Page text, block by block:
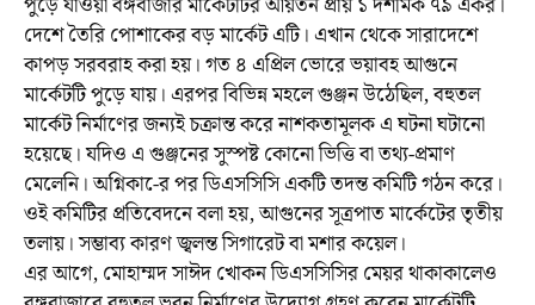
দেশে তৈরি পোশাকের বড় মার্কেট এটি। এখান থেকে সারাদেশে
কাপড় সরবরাহ করা হয়। গত ৪ এপ্রিল ভোরে ভয়াবহ আগুনে
মার্কেটটি পুড়ে যায়। এরপর বিভিন্ন মহলে গুঞ্জন উঠেছিল, বহুতল
মার্কেট নির্মাণের জন্যই চক্রান্ত করে নাশকতামূলক এ ঘটনা ঘটানো
হয়েছে। যদিও এ গুঞ্জনের সুস্পষ্ট কোনো ভিত্তি বা তথ্য-প্রমাণ
মেলেনি। অগ্নিকা-ের পর ডিএসসিসি একটি তদন্ত কমিটি গঠন করে।
ওই কমিটির প্রতিবেদনে বলা হয়, আগুনের সূত্রপাত মার্কেটের তৃতীয়
তলায়। সম্ভাব্য কারণ জ্বলন্ত সিগারেট বা মশার কয়েল।
এর আগে, মোহাম্মদ সাঈদ খোকন ডিএসসিসির মেয়র থাকাকালেও